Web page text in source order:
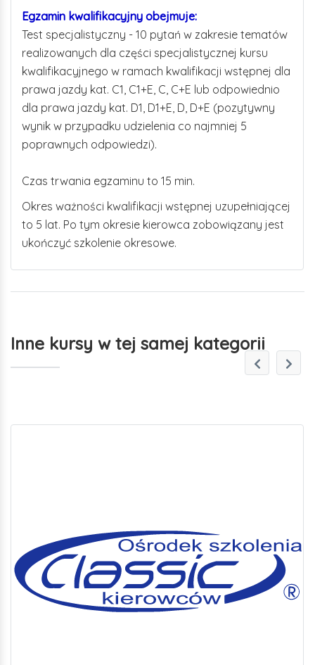
Egzamin kwalifikacyjny obejmuje:
Test specjalistyczny - 10 pytań w zakresie tematów
realizowanych dla części specjalistycznej kursu
kwalifikacyjnego w ramach kwalifikacji wstępnej dla
prawa jazdy kat. C1, C1+E, C, C+E lub odpowiednio
dla prawa jazdy kat. D1, D1+E, D, D+E (pozytywny
wynik w przypadku udzielenia co najmniej 5
poprawnych odpowiedzi).
Czas trwania egzaminu to 15 min.
Okres ważności kwalifikacji wstępnej uzupełniającej
to 5 lat. Po tym okresie kierowca zobowiązany jest
ukończyć szkolenie okresowe.
Inne kursy w tej samej kategorii